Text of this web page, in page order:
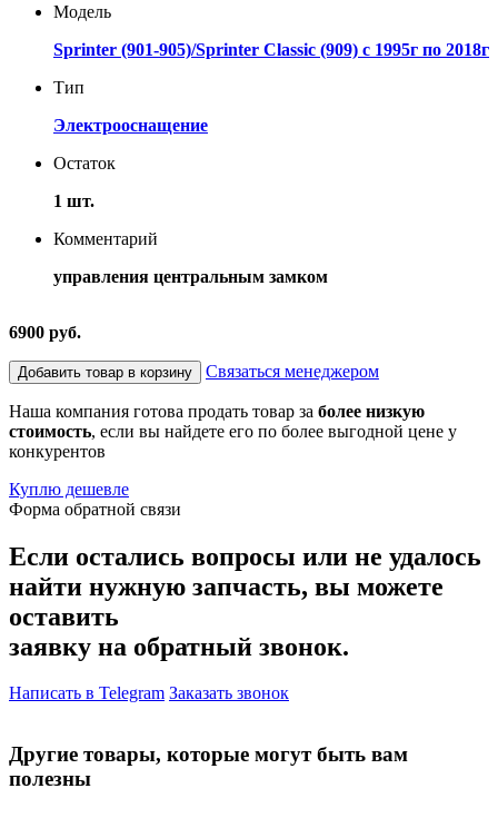
Модель
Sprinter (901-905)/Sprinter Classic (909) с 1995г по 2018г
Тип
Электрооснащение
Остаток
1 шт.
Комментарий
управления центральным замком
6900 руб.
Добавить товар в корзину Связаться менеджером
Наша компания готова продать товар за более низкую
стоимость, если вы найдете его по более выгодной цене у
конкурентов
Куплю дешевле
Форма обратной связи
Если остались вопросы или не удалось
найти нужную запчасть, вы можете
оставить
заявку на обратный звонок.
Написать в Telegram Заказать звонок
Другие товары, которые могут быть вам
полезны